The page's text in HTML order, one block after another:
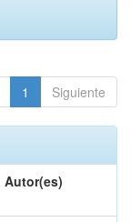
1 Siguiente
Autor(es)